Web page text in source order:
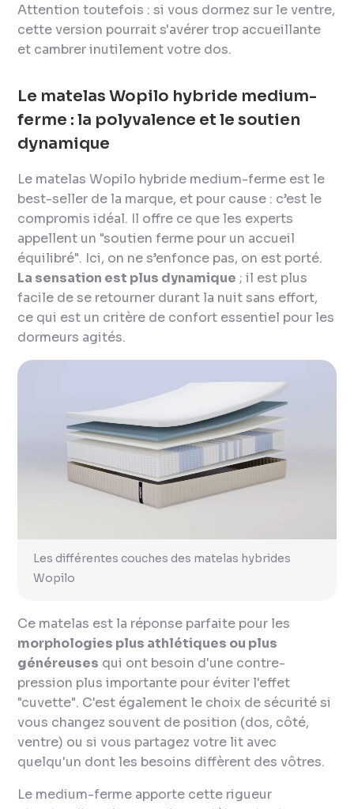
Attention toutefois : si vous dormez sur le ventre,
cette version pourrait s'avérer trop accueillante
et cambrer inutilement votre dos.
Le matelas Wopilo hybride medium-
ferme : la polyvalence et le soutien
dynamique
Le matelas Wopilo hybride medium-ferme est le
best-seller de la marque, et pour cause : c’est le
compromis idéal. Il offre ce que les experts
appellent un "soutien ferme pour un accueil
équilibré". Ici, on ne s’enfonce pas, on est porté.
La sensation est plus dynamique ; il est plus
facile de se retourner durant la nuit sans effort,
ce qui est un critère de confort essentiel pour les
dormeurs agités.
Les différentes couches des matelas hybrides
Wopilo
Ce matelas est la réponse parfaite pour les
morphologies plus athlétiques ou plus
généreuses qui ont besoin d'une contre-
pression plus importante pour éviter l'effet
"cuvette". C'est également le choix de sécurité si
vous changez souvent de position (dos, côté,
ventre) ou si vous partagez votre lit avec
quelqu'un dont les besoins diffèrent des vôtres.
Le medium-ferme apporte cette rigueur